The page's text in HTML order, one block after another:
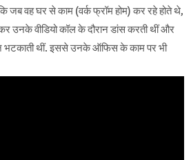
जब वह घर से काम (वर्क फ्रॉम होम) कर रहे होते थे,
उनके वीडियो कॉल के दौरान डांस करती थीं और
भटकाती थीं. इससे उनके ऑफिस के काम पर भी